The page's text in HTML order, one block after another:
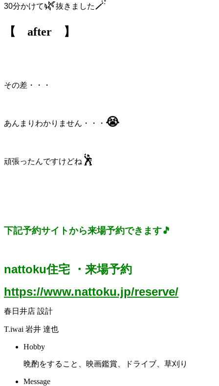
30分かけて🌿抜きました 🪄
【 after 】
その差・・・
あんまりわかりません・・・ 😭
頑張ったんですけどね 🕺
下記予約サイトから来場予約できます🎵
nattoku住宅 ・来場予約
https://www.nattoku.jp/reserve/
春日井店 設計
T.iwai 岩井 達也
Hobby
晩酌をすること、映画鑑賞、ドライブ、草刈り
Message